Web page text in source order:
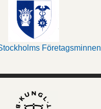
Företagsminnen